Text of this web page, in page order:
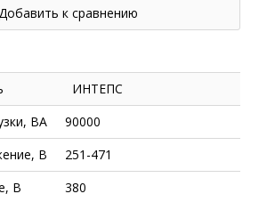
Добавить к сравнению
ИНТЕПС
ВА
90000
В
251-471
В
380